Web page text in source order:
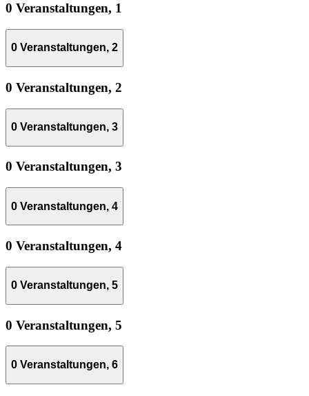
0 Veranstaltungen, 1
0 Veranstaltungen, 2
0 Veranstaltungen, 2
0 Veranstaltungen, 3
0 Veranstaltungen, 3
0 Veranstaltungen, 4
0 Veranstaltungen, 4
0 Veranstaltungen, 5
0 Veranstaltungen, 5
0 Veranstaltungen, 6